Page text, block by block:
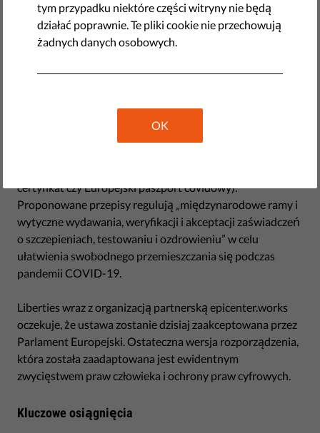
Parlament Europejski debatuje i głosuje dzisiaj nad
certyfikat czy Europejski paszport covidowy).
Proponowane przepisy regulują „międzynarodowe ramy i
wytyczne wydawania, weryfikacji i akceptacji zaświadczeń
o szczepieniach, testowaniu i ozdrowieniu” w celu
ułatwienia swobodnego przemieszczania się podczas
pandemii COVID-19.
Liberties wraz z organizacją partnerską epicenter.works
oczekuje, że ustawa zostanie dzisiaj zaakceptowana przez
Parlament Europejski. Ostateczna wersja rozporządzenia,
która została zaadaptowana jest ewidentnym
zwycięstwem praw człowieka i ochrony praw cyfrowych.
Kluczowe osiągnięcia
tym przypadku niektóre części witryny nie będą
działać poprawnie. Te pliki cookie nie przechowują
żadnych danych osobowych.
OK